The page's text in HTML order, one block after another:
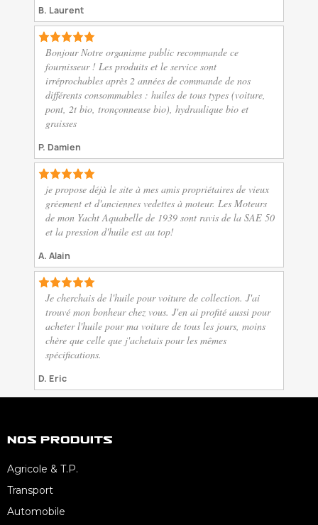
B. Laurent
Bonjour Notre organisme public recommande ce
fournisseur ! Les produits et le service sont
irréprochables après 2 années de commande de nos
différents consommables : huiles de tous types (voiture,
pont, 2t bio, tronçonneuse bio), hydraulique bio et
graisses
P. Damien
je propose déjà le site à mes amis propriétaires de vieux
gréement et d'anciennes vedettes à moteur. Les Moteurs
de mon Yacht Aquabelle de 1939 sont ravis de la SAE 50
et la pression d'huile est au top!
A. Alain
Je cherchais de l'huile pour voiture de collection. J'ai
trouvé mon bonheur chez vous. J'en ai profité aussi pour
acheter l'huile pour ma voiture de tous les jours, moins
chère que celle que j'achetais pour les mêmes
spécifications.
D. Eric
Nos Produits
Agricole & T.P.
Transport
Automobile